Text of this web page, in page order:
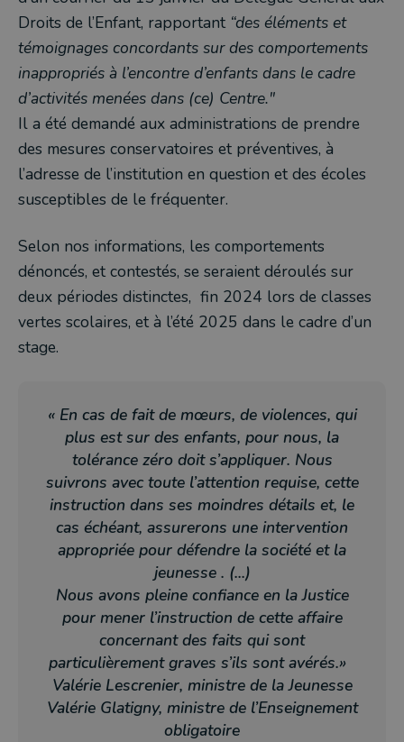
Droits de l’Enfant, rapportant “des éléments et
témoignages concordants sur des comportements
inappropriés à l’encontre d’enfants dans le cadre
d’activités menées dans (ce) Centre."
Il a été demandé aux administrations de prendre
des mesures conservatoires et préventives, à
l’adresse de l’institution en question et des écoles
susceptibles de le fréquenter.
Selon nos informations, les comportements
dénoncés, et contestés, se seraient déroulés sur
deux périodes distinctes, fin 2024 lors de classes
vertes scolaires, et à l’été 2025 dans le cadre d’un
stage.
« En cas de fait de mœurs, de violences, qui
plus est sur des enfants, pour nous, la
tolérance zéro doit s’appliquer. Nous
suivrons avec toute l’attention requise, cette
instruction dans ses moindres détails et, le
cas échéant, assurerons une intervention
appropriée pour défendre la société et la
jeunesse . (...)
Nous avons pleine confiance en la Justice
pour mener l’instruction de cette affaire
concernant des faits qui sont
particulièrement graves s’ils sont avérés.»
Valérie Lescrenier, ministre de la Jeunesse
Valérie Glatigny, ministre de l’Enseignement
obligatoire